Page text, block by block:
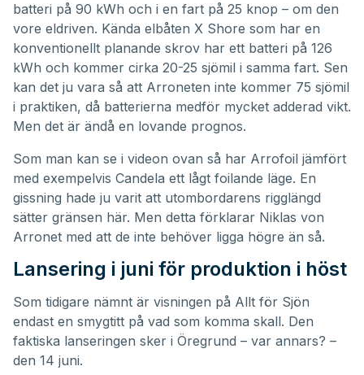
batteri på 90 kWh och i en fart på 25 knop – om den
vore eldriven. Kända elbåten X Shore som har en
konventionellt planande skrov har ett batteri på 126
kWh och kommer cirka 20-25 sjömil i samma fart. Sen
kan det ju vara så att Arroneten inte kommer 75 sjömil
i praktiken, då batterierna medför mycket adderad vikt.
Men det är ändå en lovande prognos.
Som man kan se i videon ovan så har Arrofoil jämfört
med exempelvis Candela ett lågt foilande läge. En
gissning hade ju varit att utombordarens rigglängd
sätter gränsen här. Men detta förklarar Niklas von
Arronet med att de inte behöver ligga högre än så.
Lansering i juni för produktion i höst
Som tidigare nämnt är visningen på Allt för Sjön
endast en smygtitt på vad som komma skall. Den
faktiska lanseringen sker i Öregrund – var annars? –
den 14 juni.